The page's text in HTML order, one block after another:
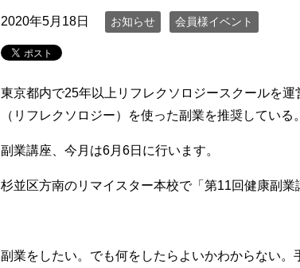
2020年5月18日 お知らせ 会員様イベント
東京都内で25年以上リフレクソロジースクールを
（リフレクソロジー）を使った副業を推奨している。
副業講座、今月は6月6日に行います。
杉並区方南のリマイスター本校で「第11回健康副業
副業をしたい。でも何をしたらよいかわからない